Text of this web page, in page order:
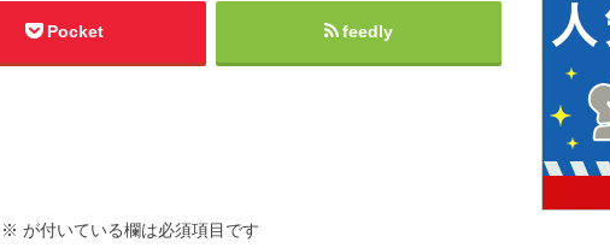
Pocket feedly
※ が付いている欄は必須項目です